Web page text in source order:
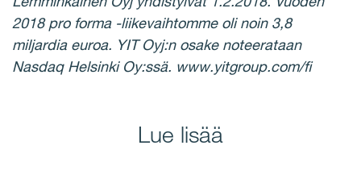
2018 pro forma -liikevaihtomme oli noin 3,8
miljardia euroa. YIT Oyj:n osake noteerataan
Nasdaq Helsinki Oy:ssä. www.yitgroup.com/fi
Lue lisää